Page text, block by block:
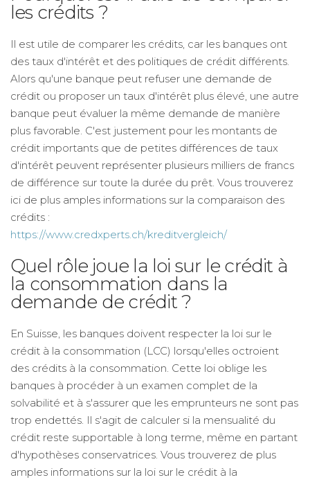
les crédits ?
Il est utile de comparer les crédits, car les banques ont
des taux d'intérêt et des politiques de crédit différents.
Alors qu'une banque peut refuser une demande de
crédit ou proposer un taux d'intérêt plus élevé, une autre
banque peut évaluer la même demande de manière
plus favorable. C'est justement pour les montants de
crédit importants que de petites différences de taux
d'intérêt peuvent représenter plusieurs milliers de francs
de différence sur toute la durée du prêt. Vous trouverez
ici de plus amples informations sur la comparaison des
crédits :
https://www.credxperts.ch/kreditvergleich/
Quel rôle joue la loi sur le crédit à
la consommation dans la
demande de crédit ?
En Suisse, les banques doivent respecter la loi sur le
crédit à la consommation (LCC) lorsqu'elles octroient
des crédits à la consommation. Cette loi oblige les
banques à procéder à un examen complet de la
solvabilité et à s'assurer que les emprunteurs ne sont pas
trop endettés. Il s'agit de calculer si la mensualité du
crédit reste supportable à long terme, même en partant
d'hypothèses conservatrices. Vous trouverez de plus
amples informations sur la loi sur le crédit à la